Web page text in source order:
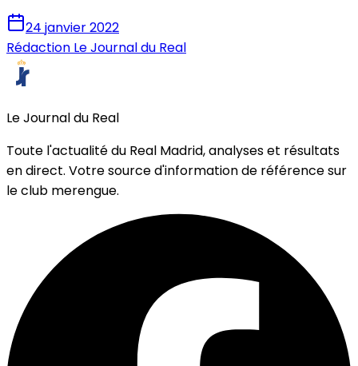
24 janvier 2022
Rédaction Le Journal du Real
Le Journal du Real
Toute l'actualité du Real Madrid, analyses et résultats
en direct. Votre source d'information de référence sur
le club merengue.